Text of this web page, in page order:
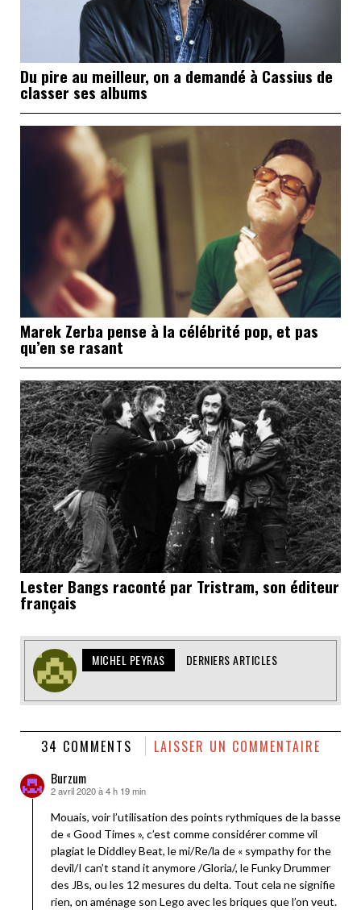
Du pire au meilleur, on a demandé à Cassius de
classer ses albums
Marek Zerba pense à la célébrité pop, et pas
qu’en se rasant
Lester Bangs raconté par Tristram, son éditeur
français
MICHEL PEYRAS DERNIERS ARTICLES
34 COMMENTS LAISSER UN COMMENTAIRE
Burzum
dit :
2 avril 2020 à 4 h 19 min
Mouais, voir l’utilisation des points rythmiques de la basse
de « Good Times », c’est comme considérer comme vil
plagiat le Diddley Beat, le mi/Re/la de « sympathy for the
devil/I can’t stand it anymore /Gloria/, le Funky Drummer
des JBs, ou les 12 mesures du delta. Tout cela ne signifie
rien, on aménage son Lego avec les briques que l’on veut.